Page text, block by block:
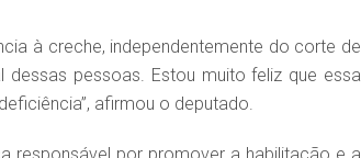
à creche, independentemente do corte de
dessas pessoas. Estou muito feliz que essa
afirmou o deputado.
responsável por promover a habilitação e a